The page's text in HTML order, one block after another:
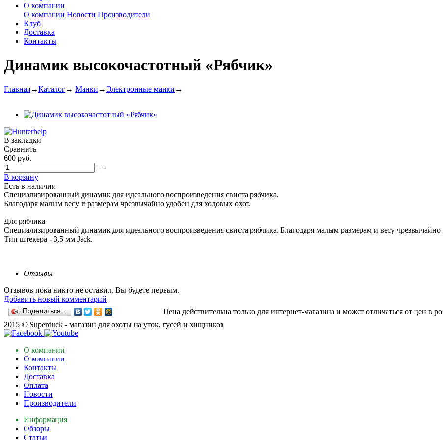
О компании
О компании Новости Производители
Клуб
Доставка
Контакты
Динамик высокочастотный «Рябчик»
Главная→Каталог→ Манки →Электронные манки →
В закладки
Сравнить
600 руб.
+ -
В корзину
Есть в наличии
Специализированный динамик для идеального воспроизведения свиста рябчика.
Благодаря малым весу и размерам чрезвычайно удобен для ходовых охот.
Для рябчика
Специализированный динамик для идеального воспроизведения свиста рябчика. Благодаря малым размерам и весу чрезвычайно
Тип штекера - 3,5 мм Jack.
Отзывы
Отзывов пока никто не оставил. Вы будете первым.
Добавить новый комментарий
Поделиться…
Цена действительна только для интернет-магазина и может отличаться от цен в
2015 © Superduck - магазин для охоты на уток, гусей и хищников
О компании
О компании
Контакты
Доставка
Оплата
Новости
Производители
Информация
Обзоры
Статьи